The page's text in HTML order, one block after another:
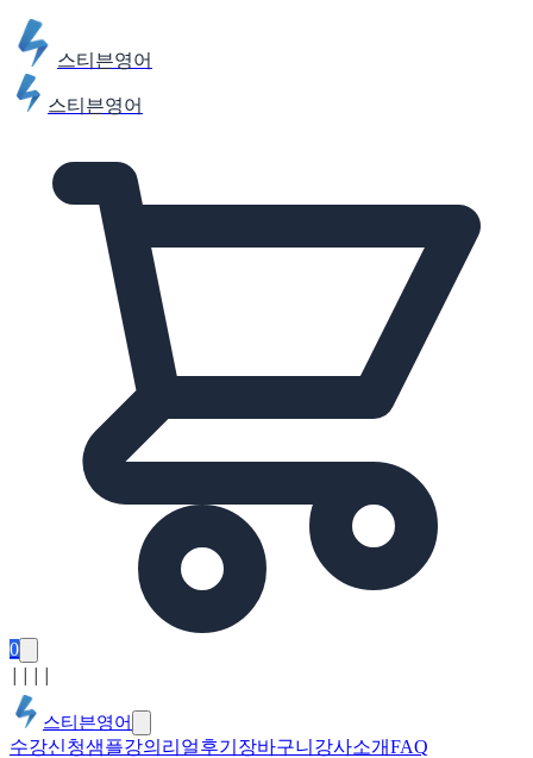
스티븐영어
스티븐영어
0
스티븐영어
수강신청샘플강의 리얼후기 장바구니 강사소개FAQ